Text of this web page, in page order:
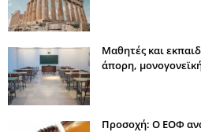
Μαθητές και
άπορη,
Προσοχή: Ο ΕΟΦ